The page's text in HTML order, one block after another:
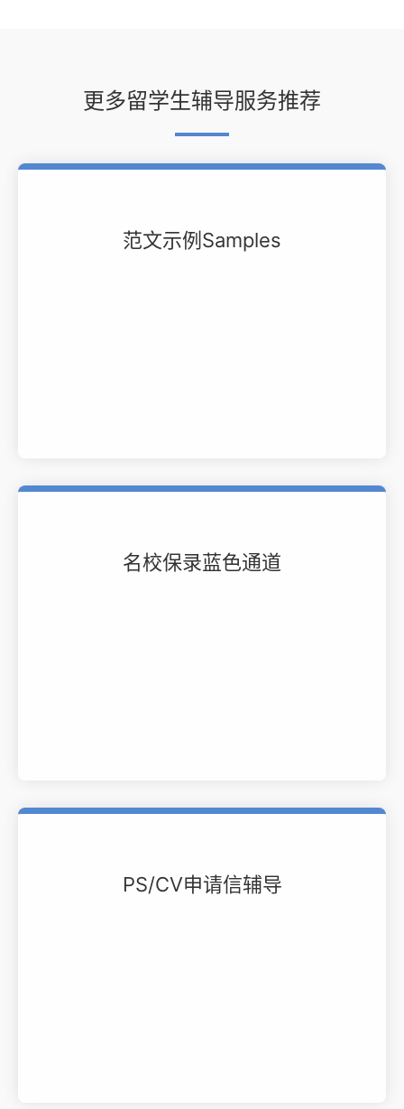
更多留学生辅导服务推荐
范文示例Samples
名校保录蓝色通道
PS/CV申请信辅导